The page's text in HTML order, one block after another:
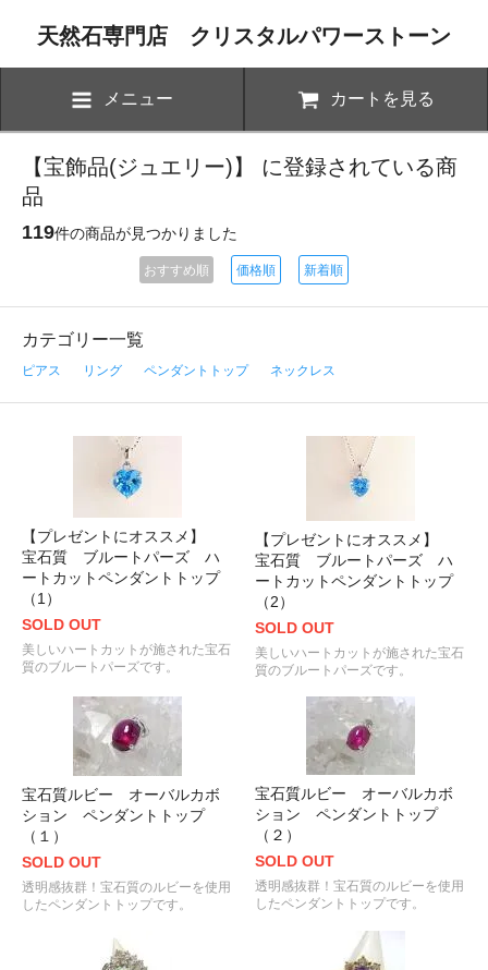
天然石専門店 クリスタルパワーストーン
メニュー カートを見る
【宝飾品(ジュエリー)】 に登録されている商
品
119件の商品が見つかりました
おすすめ順 価格順 新着順
カテゴリー一覧
ピアス リング ペンダントトップ ネックレス
【プレゼントにオススメ】
宝石質 ブルートパーズ ハ
ートカットペンダントトップ
（1）
SOLD OUT
美しいハートカットが施された宝石
質のブルートパーズです。
【プレゼントにオススメ】
宝石質 ブルートパーズ ハ
ートカットペンダントトップ
（2）
SOLD OUT
美しいハートカットが施された宝石
質のブルートパーズです。
宝石質ルビー オーバルカボ
ション ペンダントトップ
（１）
SOLD OUT
透明感抜群！宝石質のルビーを使用
したペンダントトップです。
宝石質ルビー オーバルカボ
ション ペンダントトップ
（２）
SOLD OUT
透明感抜群！宝石質のルビーを使用
したペンダントトップです。